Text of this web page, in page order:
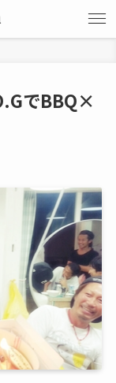
でBBQ×